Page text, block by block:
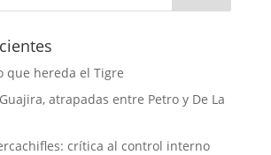
que hereda el Tigre
atrapadas entre Petro y De La
crítica al control interno